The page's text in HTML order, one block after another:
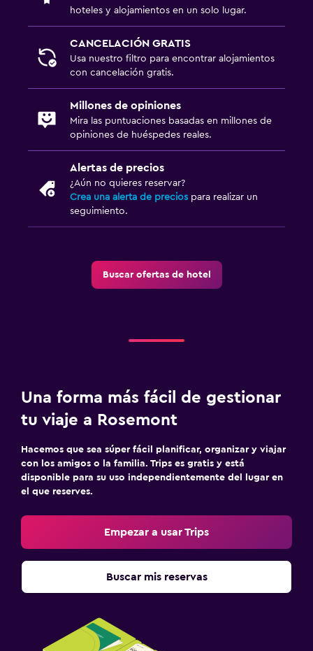
Plancha para pantalones
Plancha y tabla de planchar
Tendedero
Posibilidad de habitaciones conectadas
Espacio de almacenamiento
Zona de estar
Habitaciones insonorizadas
Teléfono
Cámaras CCTV en el exterior
Caja fuerte
Cama plegable
Despertador
Ideal para familias
Cuidado de niños o guardería
Cuna/cama nido disponibles
hoteles y alojamientos en un solo lugar.
CANCELACIÓN GRATIS
Usa nuestro filtro para encontrar alojamientos
con cancelación gratis.
Millones de opiniones
Mira las puntuaciones basadas en millones de
opiniones de huéspedes reales.
Alertas de precios
¿Aún no quieres reservar?
Crea una alerta de precios para realizar un
seguimiento.
Buscar ofertas de hotel
Una forma más fácil de gestionar
tu viaje a Rosemont
Hacemos que sea súper fácil planificar, organizar y viajar
con los amigos o la familia. Trips es gratis y está
disponible para su uso independientemente del lugar en
el que reserves.
Empezar a usar Trips
Buscar mis reservas